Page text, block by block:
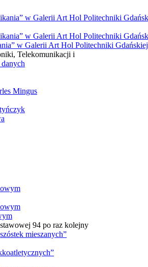
w Galerii Art Hol Politechniki Gdańskiej
Telekomunikacji i
Mingus
94 po raz kolejny
mieszanych”